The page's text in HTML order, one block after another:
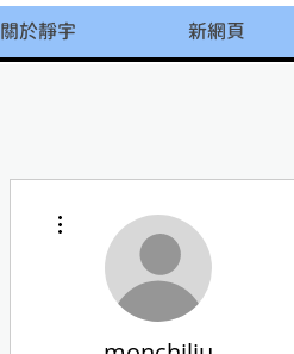
關於靜宇 新網頁